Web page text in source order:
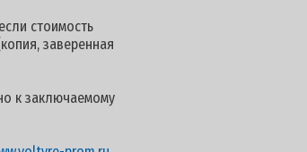
стоимость
заверенная
к заключаемому